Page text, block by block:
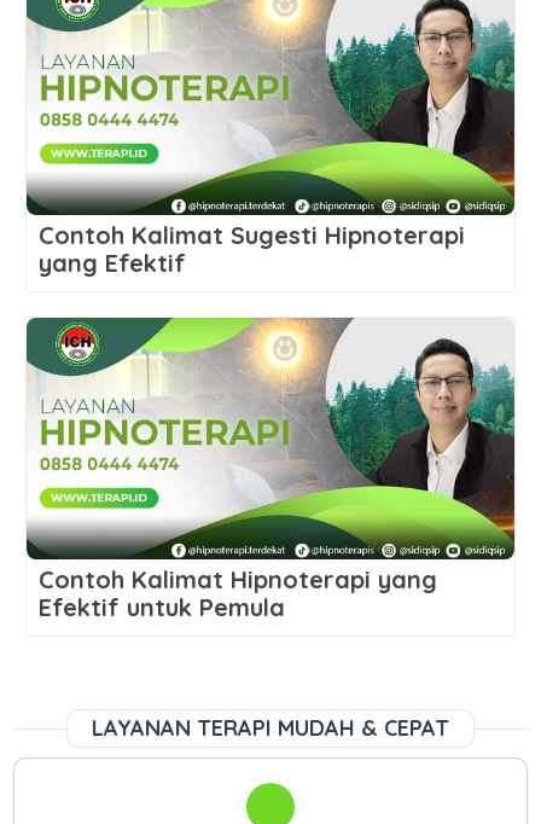
Contoh Kalimat Sugesti Hipnoterapi
yang Efektif
Contoh Kalimat Hipnoterapi yang
Efektif untuk Pemula
LAYANAN TERAPI MUDAH & CEPAT